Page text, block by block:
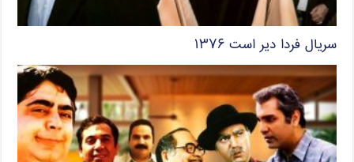
سریال فردا دیر است ۱۳۷۶